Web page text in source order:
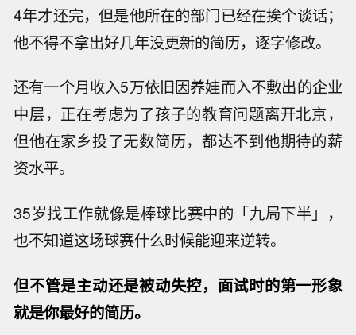
4年才还完，但是他所在的部门已经在挨个谈话；
他不得不拿出好几年没更新的简历，逐字修改。
还有一个月收入5万依旧因养娃而入不敷出的企业
中层，正在考虑为了孩子的教育问题离开北京，
但他在家乡投了无数简历，都达不到他期待的薪
资水平。
35岁找工作就像是棒球比赛中的「九局下半」，
也不知道这场球赛什么时候能迎来逆转。
但不管是主动还是被动失控，面试时的第一形象
就是你最好的简历。